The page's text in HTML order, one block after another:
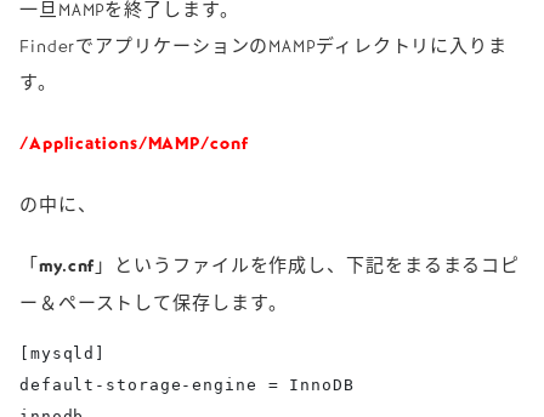
一旦MAMPを終了します。
FinderでアプリケーションのMAMPディレクトリに入りま
す。
/Applications/MAMP/conf
の中に、
「 my.cnf 」というファイルを作成し、下記をまるまるコピ
ー＆ペーストして保存します。
[mysqld]
default-storage-engine = InnoDB